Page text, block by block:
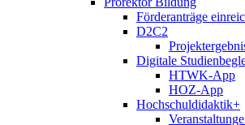
Förderanträge
D2C2
Digitale
HTWK-App
HOZ-App
Hochschuldidaktik+